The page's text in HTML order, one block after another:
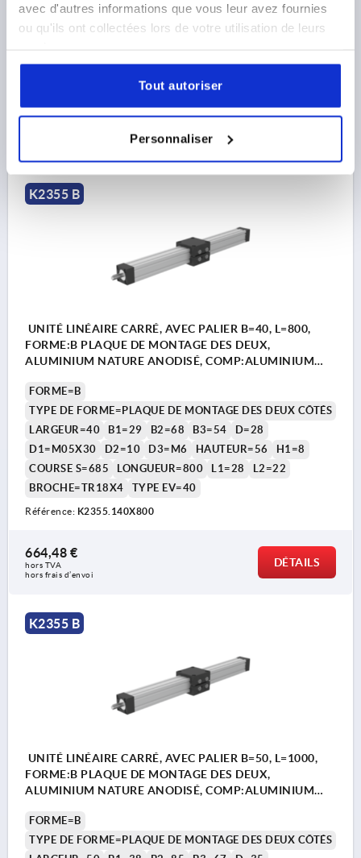
avec d'autres informations que vous leur avez fournies
ou qu'ils ont collectées lors de votre utilisation de leurs
Tout autoriser
Personnaliser
K2355.140X500
K2355 B
UNITÉ LINÉAIRE CARRÉ, AVEC PALIER B=40, L=800,
FORME:B PLAQUE DE MONTAGE DES DEUX,
ALUMINIUM NATURE ANODISÉ, COMP:ALUMINIUM
FORME=B
TYPE DE FORME=PLAQUE DE MONTAGE DES DEUX CÔTÉS
LARGEUR=40
B1=29 B2=68 B3=54
D=28
D1=M05X30
D2=10 D3=M6 HAUTEUR=56
H1=8
COURSE S=685
LONGUEUR=800 L1=28
L2=22
BROCHE=TR18X4
TYPE EV=40
Référence: K2355.140X800
664,48 €
hors TVA
hors frais d’envoi
DÉTAILS
K2355 B
UNITÉ LINÉAIRE CARRÉ, AVEC PALIER B=50, L=1000,
FORME:B PLAQUE DE MONTAGE DES DEUX,
ALUMINIUM NATURE ANODISÉ, COMP:ALUMINIUM
FORME=B
TYPE DE FORME=PLAQUE DE MONTAGE DES DEUX CÔTÉS